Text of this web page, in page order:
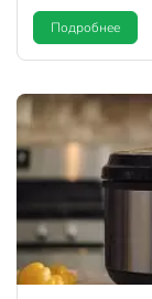
Подробнее